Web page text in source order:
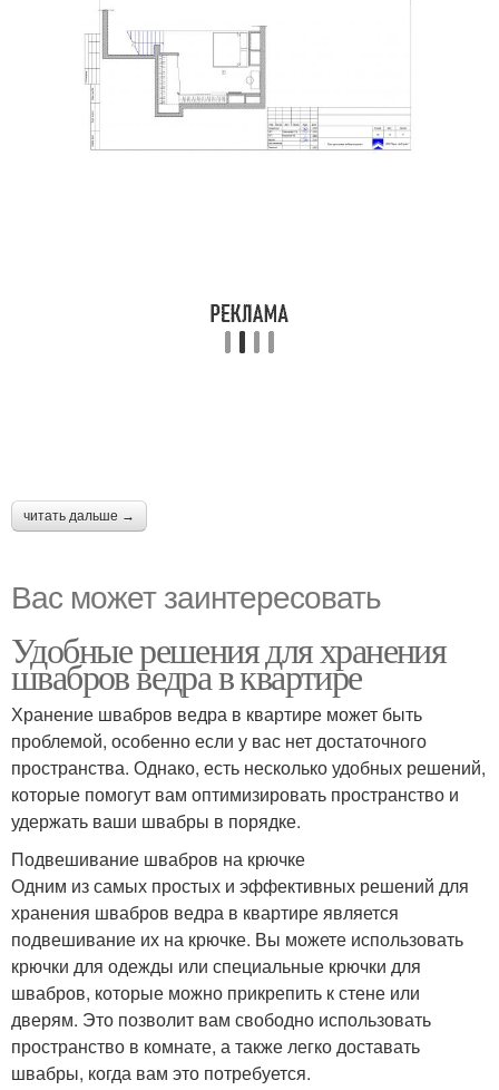
читать дальше →
Вас может заинтересовать
Удобные решения для хранения
швабров ведра в квартире
Хранение швабров ведра в квартире может быть
проблемой, особенно если у вас нет достаточного
пространства. Однако, есть несколько удобных решений,
которые помогут вам оптимизировать пространство и
удержать ваши швабры в порядке.
Подвешивание швабров на крючке
Одним из самых простых и эффективных решений для
хранения швабров ведра в квартире является
подвешивание их на крючке. Вы можете использовать
крючки для одежды или специальные крючки для
швабров, которые можно прикрепить к стене или
дверям. Это позволит вам свободно использовать
пространство в комнате, а также легко доставать
швабры, когда вам это потребуется.